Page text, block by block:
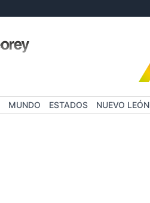
MUNDO ESTADOS NUEVO LEÓN